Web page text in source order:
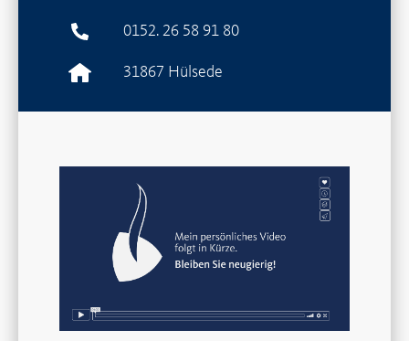
0152. 26 58 91 80
31867 Hülsede